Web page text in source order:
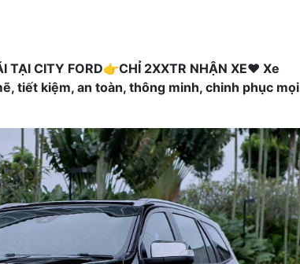
TẠI CITY FORD👉CHỈ 2XXTR NHẬN XE❤ Xe
tiết kiệm, an toàn, thông minh, chinh phục mọi